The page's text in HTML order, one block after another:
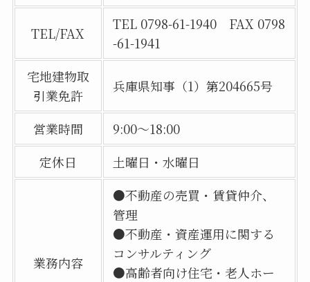
TEL/FAX
TEL 0798-61-1940 FAX 0798
-61-1941
宅地建物取
引業免許
兵庫県知事（1）第204665号
営業時間
9:00～18:00
定休日
土曜日・水曜日
業務内容
●不動産の売買・賃貸仲介、
管理
●不動産・資産運用に関する
コンサルティング
●高齢者向け住宅・老人ホー